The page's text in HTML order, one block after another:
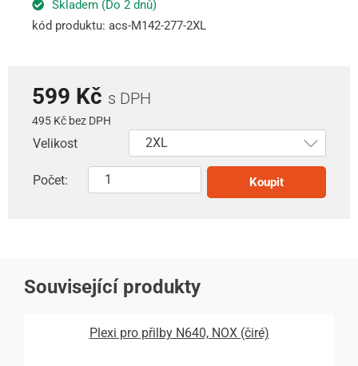
Skladem (Do 2 dnů)
kód produktu: acs-M142-277-2XL
599 Kč s DPH
495 Kč bez DPH
Velikost
Počet: Koupit
Související produkty
Plexi pro přilby N640, NOX (čiré)